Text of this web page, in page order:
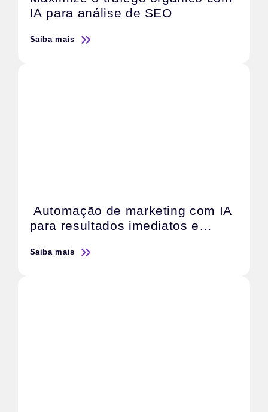
IA para análise de SEO
Saiba mais
Automação de marketing com IA
para resultados imediatos e
Saiba mais